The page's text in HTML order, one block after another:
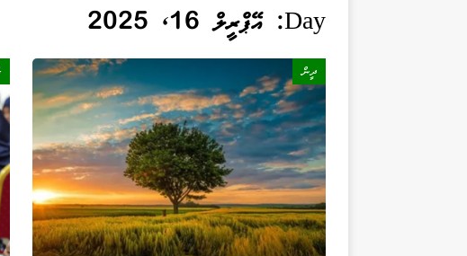
Day: އޭޕްރީލް 16, 2025
ދީން